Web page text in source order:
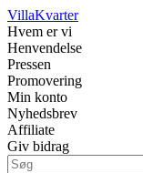
VillaKvarter
Hvem er vi
Henvendelse
Pressen
Promovering
Min konto
Nyhedsbrev
Affiliate
Giv bidrag